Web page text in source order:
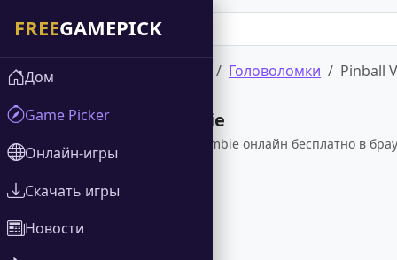
Головоломки Pinball
Pinball VS Zombie
Играйте в Pinball VS Zombie онлайн бесплатно в
Дом
Game Picker
Онлайн-игры
Скачать игры
Новости